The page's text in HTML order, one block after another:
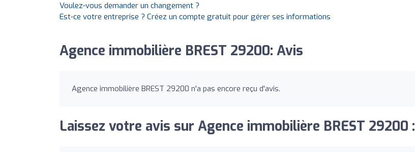
Voulez-vous demander un changement ?
Est-ce votre entreprise ? Créez un compte gratuit pour gérer ses informations
Agence immobilière BREST 29200: Avis
Agence immobilière BREST 29200 n'a pas encore reçu d'avis.
Laissez votre avis sur Agence immobilière BREST 29200 :